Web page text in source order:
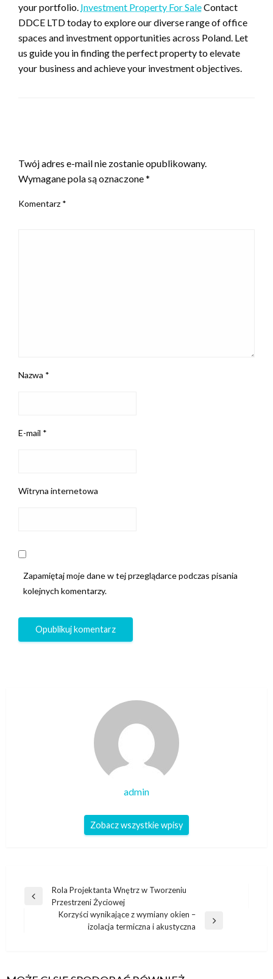
your portfolio. Investment Property For SaleContact
DDCE LTD today to explore our diverse range of office
spaces and investment opportunities across Poland. Let
us guide you in finding the perfect property to elevate
your business and achieve your investment objectives.
Twój adres e-mail nie zostanie opublikowany.
Wymagane pola są oznaczone*
Komentarz *
Nazwa *
E-mail *
Witryna internetowa
Zapamiętaj moje dane w tej przeglądarce podczas pisania
kolejnych komentarzy.
admin
Zobacz wszystkie wpisy
Nawigacja
wpisu
Poprzedni
Rola Projektanta Wnętrz w Tworzeniu
Przestrzeni Życiowej
Korzyści wynikające z wymiany okien –
izolacja termiczna i akustyczna